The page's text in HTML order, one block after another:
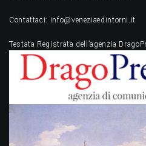
Contattaci: info@veneziaedintorni.it
Testata Registrata dell’agenzia